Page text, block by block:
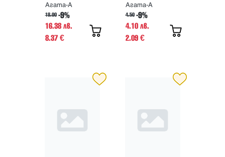
Агата-А
18.00 -9%
16.38 лв.
8.37€
Агата-А
4.50 -9%
4.10 лв.
2.09 €